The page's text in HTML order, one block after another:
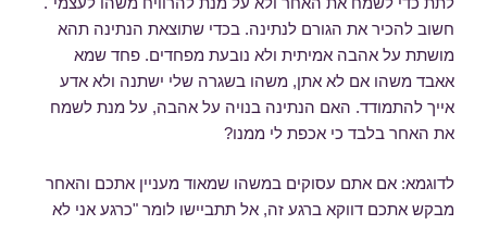
חשוב להכיר את הגורם לנתינה. בכדי שתוצאת הנתינה תהא
מושתת על אהבה אמיתית ולא נובעת מפחדים. פחד שמא
אאבד משהו אם לא אתן, משהו בשגרה שלי ישתנה ולא אדע
אייך להתמודד. האם הנתינה בנויה על אהבה, על מנת לשמח
את האחר בלבד כי אכפת לי ממנו?
לדוגמא: אם אתם עסוקים במשהו שמאוד מעניין אתכם והאחר
מבקש אתכם דווקא ברגע זה, אל תתביישו לומר "כרגע אני לא